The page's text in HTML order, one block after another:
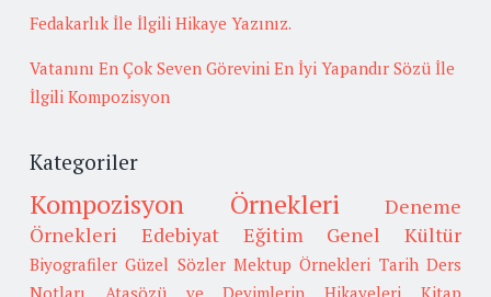
Fedakarlık İle İlgili Hikaye Yazınız.
Vatanını En Çok Seven Görevini En İyi Yapandır Sözü İle
İlgili Kompozisyon
Kategoriler
Kompozisyon Örnekleri
Deneme
Örnekleri
Edebiyat Eğitim Genel Kültür
Biyografiler Güzel Sözler Mektup Örnekleri Tarih Ders